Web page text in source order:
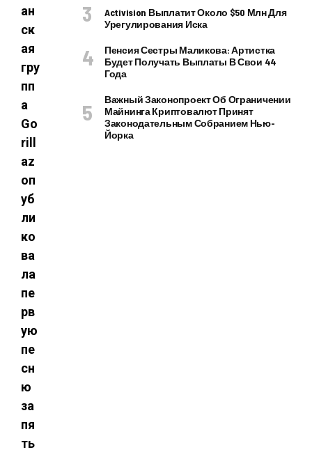
ан
ск
ая
гру
пп
а
Go
rill
az
оп
уб
ли
ко
ва
ла
пе
рв
ую
пе
сн
ю
за
пя
ть
Activision Выплатит Около $50 Млн Для
Урегулирования Иска
Пенсия Сестры Маликова: Артистка
Будет Получать Выплаты В Свои 44
Года
Важный Законопроект Об Ограничении
Майнинга Криптовалют Принят
Законодательным Собранием Нью-
Йорка